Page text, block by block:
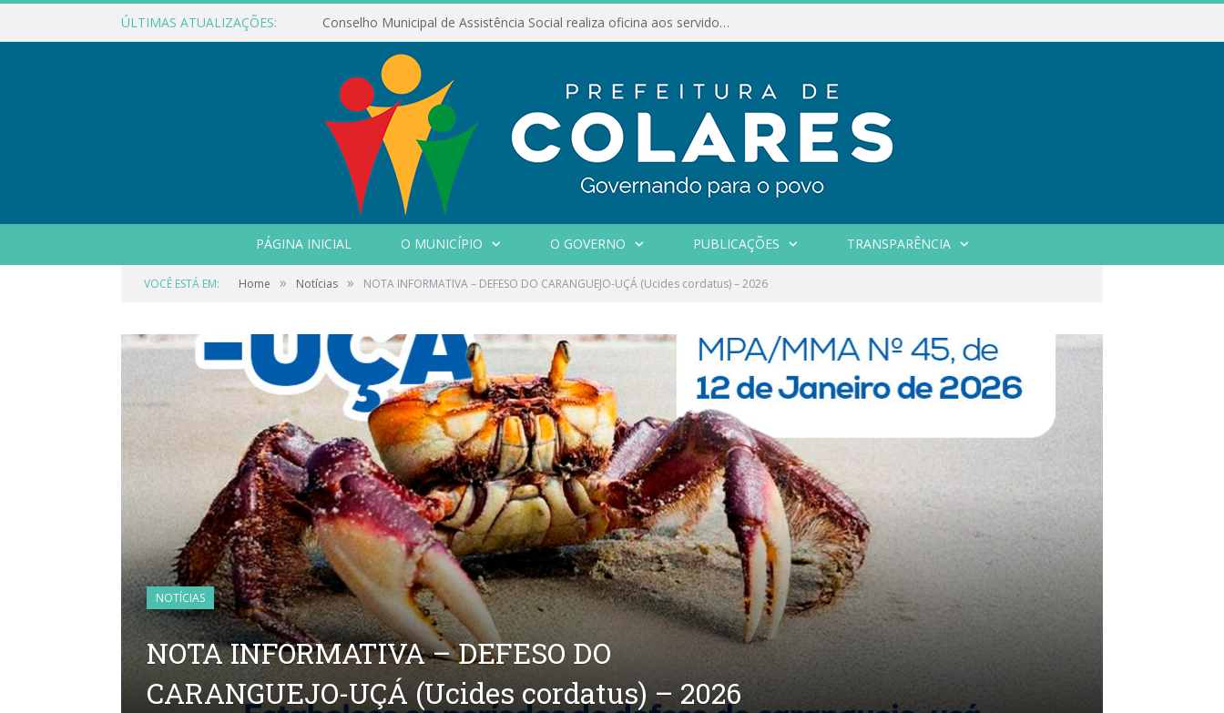
ÚLTIMAS ATUALIZAÇÕES: Conselho Municipal de Assistência Social realiza oficina aos servidores
PÁGINA INICIAL O MUNICÍPIO O GOVERNO PUBLICAÇÕES TRANSPARÊNCIA
VOCÊ ESTÁ EM: Home » Notícias » NOTA INFORMATIVA – DEFESO DO CARANGUEJO-UÇÁ (Ucides cordatus) – 2026
NOTÍCIAS
NOTA INFORMATIVA – DEFESO DO
CARANGUEJO-UÇÁ (Ucides cordatus) – 2026